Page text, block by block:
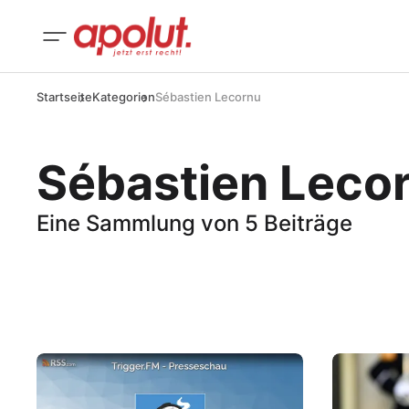
StartseiteKategorienSébastien Lecornu
Sébastien
Eine Sammlung von 5 Beiträge